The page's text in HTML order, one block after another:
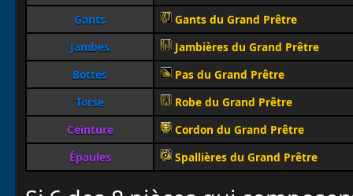
Gants
Gants du Grand Prêtre
Jambes
Jambières du Grand Prêtre
Bottes
Pas du Grand Prêtre
Torse
Robe du Grand Prêtre
Ceinture
Cordon du Grand Prêtre
Épaules
Spallières du Grand Prêtre